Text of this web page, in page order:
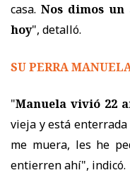
casa. Nos dimos un
hoy", detalló.
SU PERRA
"Manuela vivió 22
vieja y está enterrada
me muera, les he
entierren ahí", indicó.